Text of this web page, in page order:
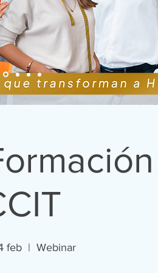
feb
  |
Webinar